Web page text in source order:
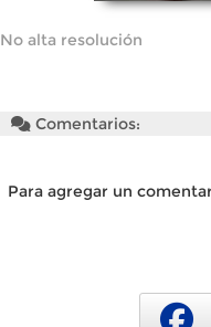
No alta resolución
Comentarios:
Para agregar un